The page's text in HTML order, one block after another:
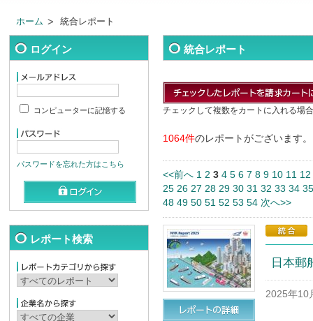
ホーム 統合レポート
ログイン
コンピューターに記憶する
パスワードを忘れた方はこちら
レポート検索
統合レポート
チェックして複数をカートに入れる場
1064件のレポートがございます。
<<前へ 1 2 3 4 5 6 7 8 9 10 11 12
25 26 27 28 29 30 31 32 33 34 35
48 49 50 51 52 53 54 次へ>>
日本郵
2025年10